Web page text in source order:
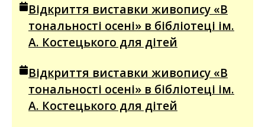
Відкриття виставки живопису «В
тональності осені» в бібліотеці ім.
А. Костецького для дітей
Відкриття виставки живопису «В
тональності осені» в бібліотеці ім.
А. Костецького для дітей